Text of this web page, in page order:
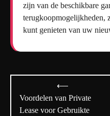
zijn van de beschikbare
terugkoopmogelijkheden,
kunt genieten van uw
navigatie
⟵
Voordelen van Private
Lease voor Gebruikte